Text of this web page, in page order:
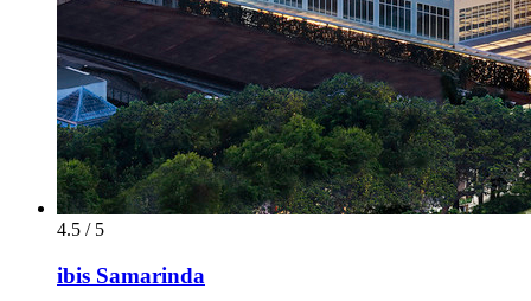
4.5 / 5
ibis Samarinda